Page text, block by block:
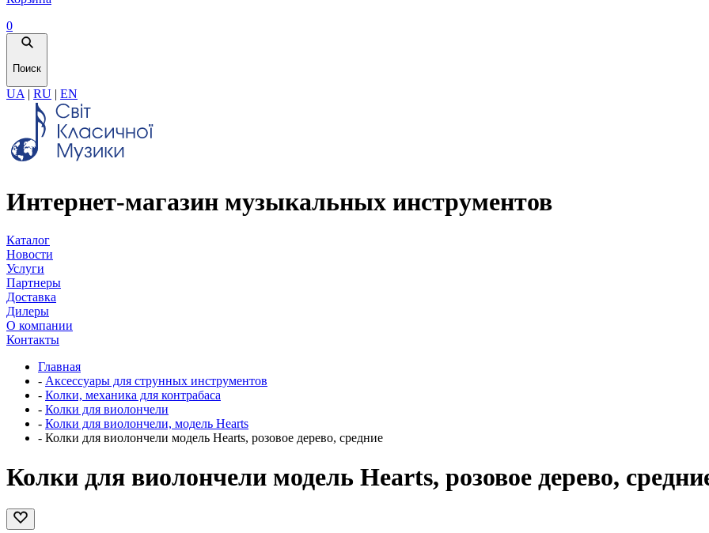
0
Поиск
UA | RU | EN
Интернет-магазин музыкальных инструментов
Каталог
Новости
Услуги
Партнеры
Доставка
Дилеры
О компании
Контакты
Главная
- Аксессуары для струнных инструментов
- Колки, механика для контрабаса
- Колки для виолончели
- Колки для виолончели, модель Hearts
- Колки для виолончели модель Hearts, розовое дерево, средние
Колки для виолончели модель Hearts, розовое дерево,